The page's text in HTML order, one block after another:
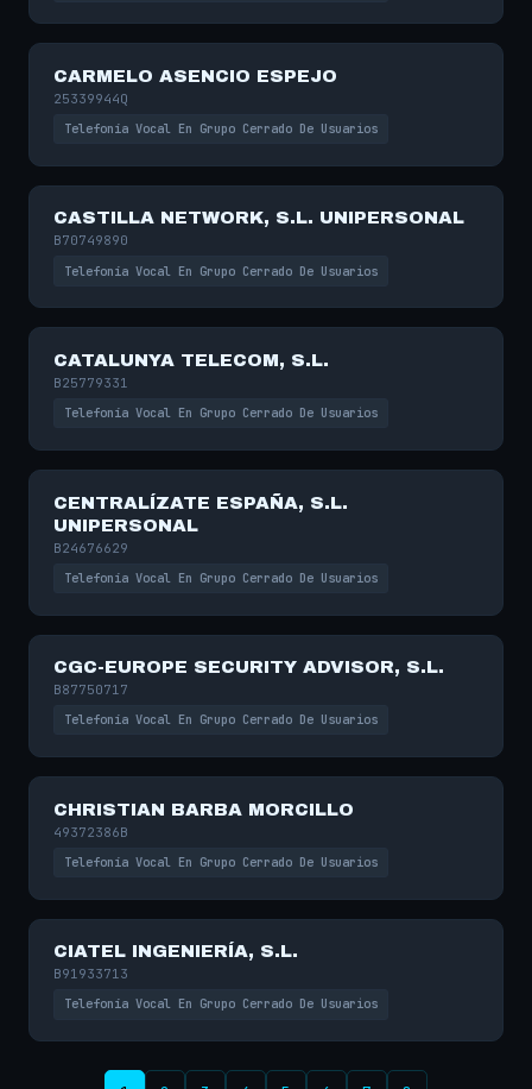
CARMELO ASENCIO ESPEJO
25339944Q
Telefonía Vocal En Grupo Cerrado De Usuarios
CASTILLA NETWORK, S.L. UNIPERSONAL
B70749890
Telefonía Vocal En Grupo Cerrado De Usuarios
CATALUNYA TELECOM, S.L.
B25779331
Telefonía Vocal En Grupo Cerrado De Usuarios
CENTRALÍZATE ESPAÑA, S.L.
UNIPERSONAL
B24676629
Telefonía Vocal En Grupo Cerrado De Usuarios
CGC-EUROPE SECURITY ADVISOR, S.L.
B87750717
Telefonía Vocal En Grupo Cerrado De Usuarios
CHRISTIAN BARBA MORCILLO
49372386B
Telefonía Vocal En Grupo Cerrado De Usuarios
CIATEL INGENIERÍA, S.L.
B91933713
Telefonía Vocal En Grupo Cerrado De Usuarios